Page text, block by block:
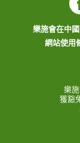
樂施會在中
網站使用
樂
獲豁